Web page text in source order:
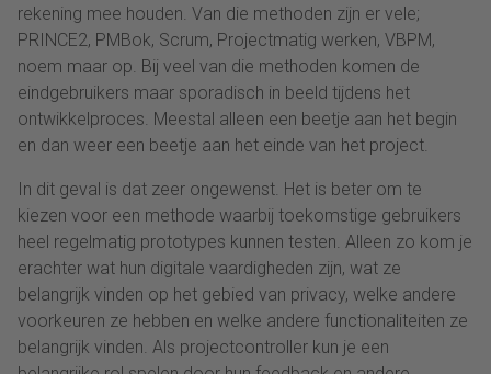
rekening mee houden. Van die methoden zijn er vele;
PRINCE2, PMBok, Scrum, Projectmatig werken, VBPM,
noem maar op. Bij veel van die methoden komen de
eindgebruikers maar sporadisch in beeld tijdens het
ontwikkelproces. Meestal alleen een beetje aan het begin
en dan weer een beetje aan het einde van het project.
In dit geval is dat zeer ongewenst. Het is beter om te
kiezen voor een methode waarbij toekomstige gebruikers
heel regelmatig prototypes kunnen testen. Alleen zo kom je
erachter wat hun digitale vaardigheden zijn, wat ze
belangrijk vinden op het gebied van privacy, welke andere
voorkeuren ze hebben en welke andere functionaliteiten ze
belangrijk vinden. Als projectcontroller kun je een